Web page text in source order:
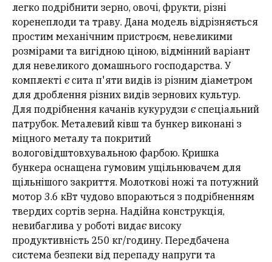
легко подрібнити зерно, овочі, фрукти, різні
коренеплоди та траву. Дана модель відрізняється
простим механічним пристроєм, невеликими
розмірами та вигідною ціною, відмінний варіант
для невеликого домашнього господарства. У
комплекті є сита п'яти видів із різним діаметром
для дроблення різних видів зернових культур.
Для подрібнення качанів кукурудзи є спеціальний
патрубок. Металевий ківш та бункер виконані з
міцного металу та покритий
вологовідштовхувальною фарбою. Кришка
бункера оснащена гумовим ущільнювачем для
щільнішого закриття. Молоткові ножі та потужний
мотор 3.6 кВт чудово впораються з подрібненням
твердих сортів зерна. Надійна конструкція,
невибаглива у роботі видає високу
продуктивність 250 кг/годину. Передбачена
система безпеки від перепаду напруги та